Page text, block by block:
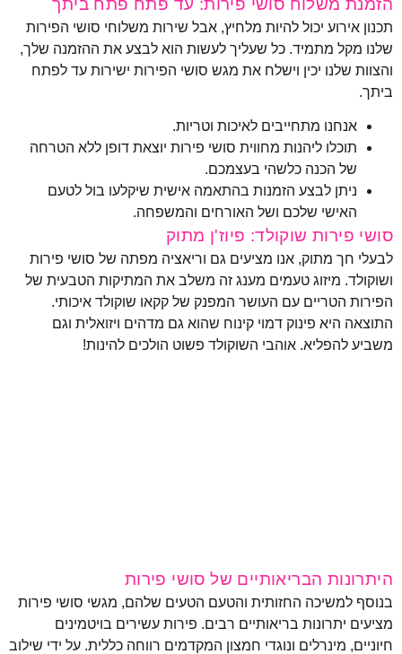
הזמנת משלוח סושי פירות: עד פתח פתח ביתך
תכנון אירוע יכול להיות מלחיץ, אבל שירות משלוחי סושי הפירות
שלנו מקל מתמיד. כל שעליך לעשות הוא לבצע את ההזמנה שלך,
והצוות שלנו יכין וישלח את מגש סושי הפירות ישירות עד לפתח
ביתך.
אנחנו מתחייבים לאיכות וטריות.
תוכלו ליהנות מחווית סושי פירות יוצאת דופן ללא הטרחה
של הכנה כלשהי בעצמכם.
ניתן לבצע הזמנות בהתאמה אישית שיקלעו בול לטעם
האישי שלכם ושל האורחים והמשפחה.
סושי פירות שוקולד: פיוז'ן מתוק
לבעלי חך מתוק, אנו מציעים גם וריאציה מפתה של סושי פירות
ושוקולד. מיזוג טעמים מענג זה משלב את המתיקות הטבעית של
הפירות הטריים עם העושר המפנק של קקאו שוקולד איכותי.
התוצאה היא פינוק דמוי קינוח שהוא גם מדהים ויזואלית וגם
משביע להפליא. אוהבי השוקולד פשוט הולכים להינות!
היתרונות הבריאותיים של סושי פירות
בנוסף למשיכה החזותית והטעם הטעים שלהם, מגשי סושי פירות
מציעים יתרונות בריאותיים רבים. פירות עשירים בויטמינים
חיוניים, מינרלים ונוגדי חמצון המקדמים רווחה כללית. על ידי שילוב